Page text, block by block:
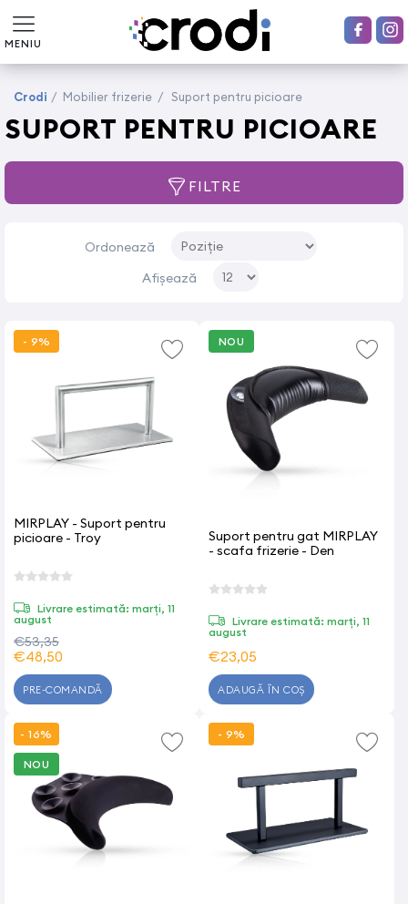
MENIU
Crodi / Mobilier frizerie / Suport pentru picioare
SUPORT PENTRU PICIOARE
FILTRE
Ordonează
Afișează
- 9%
MIRPLAY - Suport pentru
picioare - Troy
Livrare estimată: marți, 11
august
€53,35
€48,50
PRE-COMANDĂ
NOU
Suport pentru gat MIRPLAY
- scafa frizerie - Den
Livrare estimată: marți, 11
august
€23,05
ADAUGĂ ÎN COȘ
- 16%
NOU
- 9%